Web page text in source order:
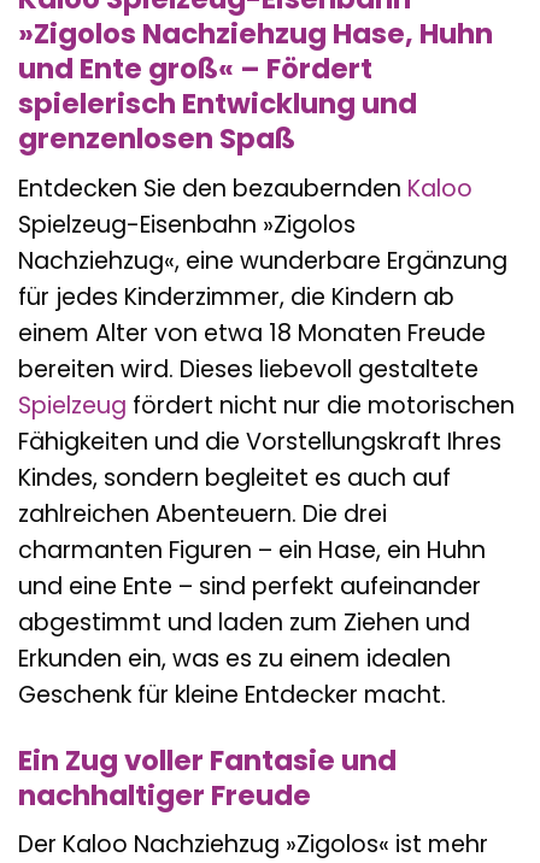
»Zigolos Nachziehzug Hase, Huhn
und Ente groß« – Fördert
spielerisch Entwicklung und
grenzenlosen Spaß
Entdecken Sie den bezaubernden Kaloo
Spielzeug-Eisenbahn »Zigolos
Nachziehzug«, eine wunderbare Ergänzung
für jedes Kinderzimmer, die Kindern ab
einem Alter von etwa 18 Monaten Freude
bereiten wird. Dieses liebevoll gestaltete
Spielzeug fördert nicht nur die motorischen
Fähigkeiten und die Vorstellungskraft Ihres
Kindes, sondern begleitet es auch auf
zahlreichen Abenteuern. Die drei
charmanten Figuren – ein Hase, ein Huhn
und eine Ente – sind perfekt aufeinander
abgestimmt und laden zum Ziehen und
Erkunden ein, was es zu einem idealen
Geschenk für kleine Entdecker macht.
Ein Zug voller Fantasie und
nachhaltiger Freude
Der Kaloo Nachziehzug »Zigolos« ist mehr